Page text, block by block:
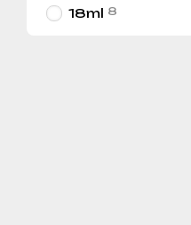
18ml 8